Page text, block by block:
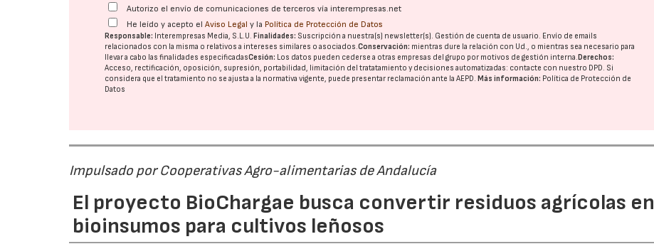
Autorizo el envío de comunicaciones de terceros vía interempresas.net
He leído y acepto elAviso Legal y la Política de Protección de Datos
Responsable: Interempresas Media, S.L.U. Finalidades: Suscripción a nuestra(s) newsletter(s). Gestión de cuenta de usuario. Envío de emails
relacionados con la misma o relativos a intereses similares o asociados.Conservación: mientras dure la relación con Ud., o mientras sea necesario para
llevar a cabo las finalidades especificadasCesión: Los datos pueden cederse a otras empresas del grupo por motivos de gestión interna. Derechos:
Acceso, rectificación, oposición, supresión, portabilidad, limitación del tratatamiento y decisiones automatizadas: contacte con nuestro DPD. Si
considera que el tratamiento no se ajusta a la normativa vigente, puede presentar reclamación ante laAEPD. Más información: Política de Protección de
Datos
Impulsado por Cooperativas Agro-alimentarias de Andalucía
El proyecto BioChargae busca convertir residuos agrícolas en
bioinsumos para cultivos leñosos